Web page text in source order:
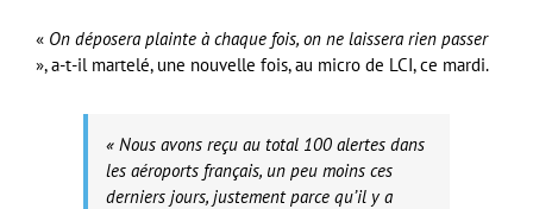
« On déposera plainte à chaque fois, on ne laissera rien passer
», a-t-il martelé, une nouvelle fois, au micro de LCI, ce mardi.
« Nous avons reçu au total 100 alertes dans
les aéroports français, un peu moins ces
derniers jours, justement parce qu’il y a